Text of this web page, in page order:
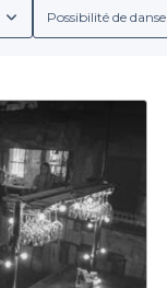
Possibilité de